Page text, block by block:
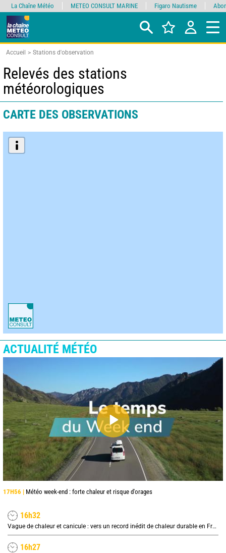
Accueil Stations d'observation
Relevés des stations
météorologiques
CARTE DES OBSERVATIONS
ACTUALITÉ MÉTÉO
17H56 | Météo week-end : forte chaleur et risque d'orages
16h32
Vague de chaleur et canicule : vers un record inédit de chaleur durable en France
16h27
La Chaîne Météo METEO CONSULT MARINE Figaro Nautisme